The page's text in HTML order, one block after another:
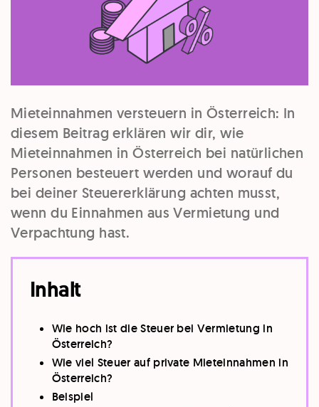
Mieteinnahmen versteuern in Österreich: In
diesem Beitrag erklären wir dir, wie
Mieteinnahmen in Österreich bei natürlichen
Personen besteuert werden und worauf du
bei deiner Steuererklärung achten musst,
wenn du Einnahmen aus Vermietung und
Verpachtung hast.
Inhalt
Wie hoch ist die Steuer bei Vermietung in
Österreich?
Wie viel Steuer auf private Mieteinnahmen in
Österreich?
Beispiel